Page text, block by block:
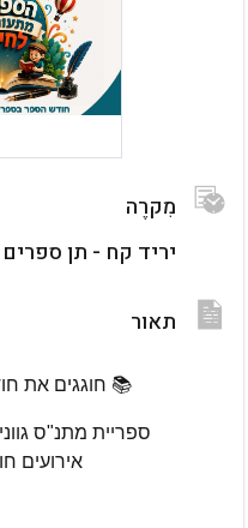
מִקרֶה
יריד קח - תן
גלריית תמונות
גלריית וידאו
תאור
📚 חוגגים את
אירועים